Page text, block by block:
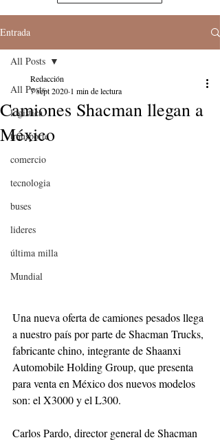
Entrada
All Posts
logistica
transporte
comercio
tecnologia
buses
lideres
última milla
Mundial
All Posts
Camiones Shacman llegan a
México
Redacción
7 sept 2020 1 min de lectura
Una nueva oferta de camiones pesados llega
a nuestro país por parte de Shacman Trucks,
fabricante chino, integrante de Shaanxi
Automobile Holding Group, que presenta
para venta en México dos nuevos modelos
son: el X3000 y el L300.
Carlos Pardo, director general de Shacman